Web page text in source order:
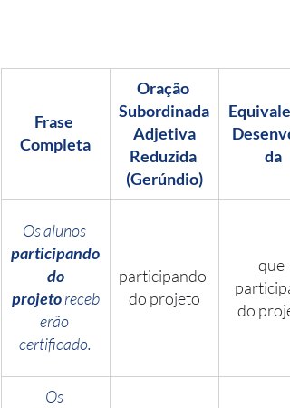
Frase
Completa
Oração
Subordinada
Adjetiva
Reduzida
(Gerúndio)
da
Os alunos
participando
do
projeto receb
erão
certificado.
participando
do projeto
que
do
Os